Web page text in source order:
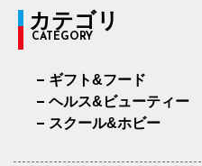
カテゴリ
CATEGORY
ギフト&フード
ヘルス&ビューティー
スクール&ホビー